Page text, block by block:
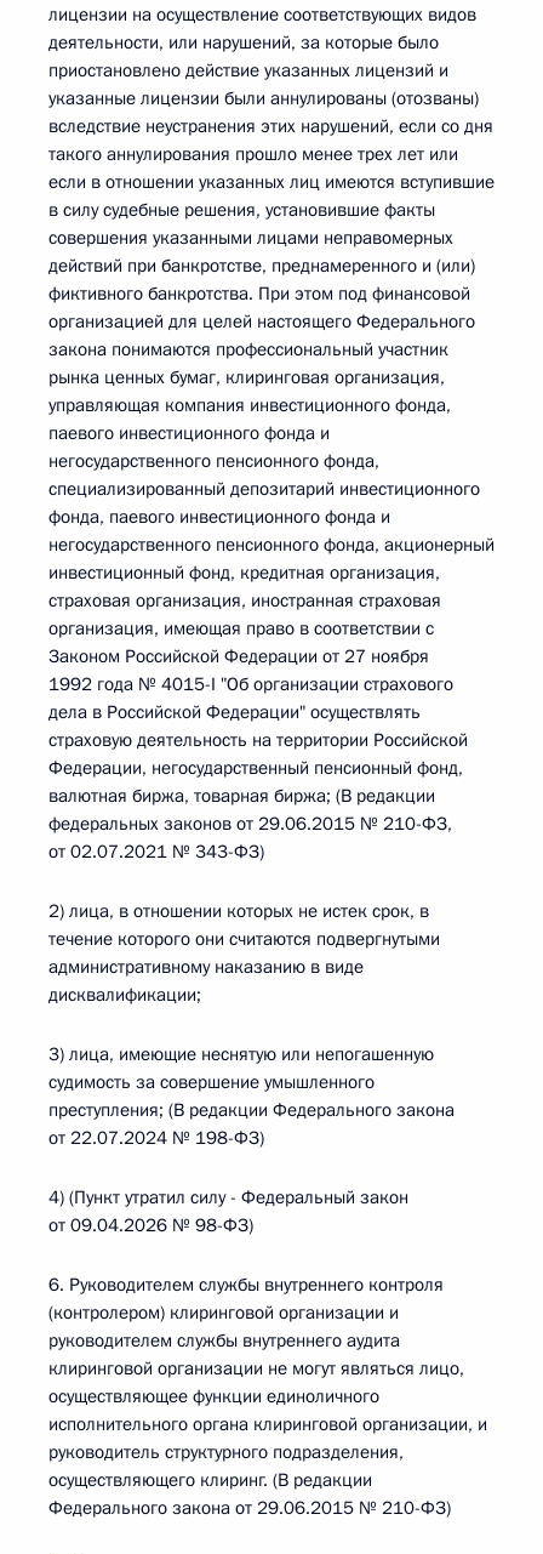
лицензии на осуществление соответствующих видов
деятельности, или нарушений, за которые было
приостановлено действие указанных лицензий и
указанные лицензии были аннулированы (отозваны)
вследствие неустранения этих нарушений, если со дня
такого аннулирования прошло менее трех лет или
если в отношении указанных лиц имеются вступившие
в силу судебные решения, установившие факты
совершения указанными лицами неправомерных
действий при банкротстве, преднамеренного и (или)
фиктивного банкротства. При этом под финансовой
организацией для целей настоящего Федерального
закона понимаются профессиональный участник
рынка ценных бумаг, клиринговая организация,
управляющая компания инвестиционного фонда,
паевого инвестиционного фонда и
негосударственного пенсионного фонда,
специализированный депозитарий инвестиционного
фонда, паевого инвестиционного фонда и
негосударственного пенсионного фонда, акционерный
инвестиционный фонд, кредитная организация,
страховая организация, иностранная страховая
организация, имеющая право в соответствии с
Законом Российской Федерации от 27 ноября
1992 года № 4015-I "Об организации страхового
дела в Российской Федерации" осуществлять
страховую деятельность на территории Российской
Федерации, негосударственный пенсионный фонд,
валютная биржа, товарная биржа; (В редакции
федеральных законов от 29.06.2015 № 210-ФЗ,
от 02.07.2021 № 343-ФЗ)
2) лица, в отношении которых не истек срок, в
течение которого они считаются подвергнутыми
административному наказанию в виде
дисквалификации;
3) лица, имеющие неснятую или непогашенную
судимость за совершение умышленного
преступления; (В редакции Федерального закона
от 22.07.2024 № 198-ФЗ)
4) (Пункт утратил силу - Федеральный закон
от 09.04.2026 № 98-ФЗ)
6. Руководителем службы внутреннего контроля
(контролером) клиринговой организации и
руководителем службы внутреннего аудита
клиринговой организации не могут являться лицо,
осуществляющее функции единоличного
исполнительного органа клиринговой организации, и
руководитель структурного подразделения,
осуществляющего клиринг. (В редакции
Федерального закона от 29.06.2015 № 210-ФЗ)